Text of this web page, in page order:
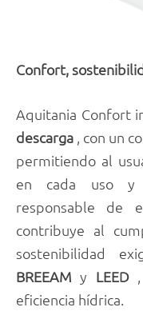
Confort,
Aquitania Confort
descarga , con un
permitiendo al
en cada uso y
responsable de
contribuye al
sostenibilidad
BREEAM y LEED
eficiencia hídrica.